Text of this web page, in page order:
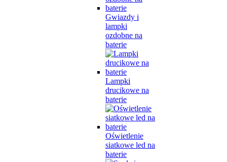
Gwiazdy i
lampki
ozdobne na
baterie
Lampki
drucikowe na
baterie
Oświetlenie
siatkowe led na
baterie